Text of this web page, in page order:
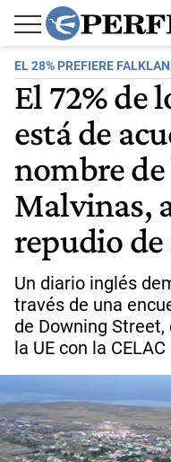
EL 28% PREFIERE
El 72% de
está de
nombre de
Malvinas,
repudio
Un diario inglés
través de una
de Downing
la UE con la